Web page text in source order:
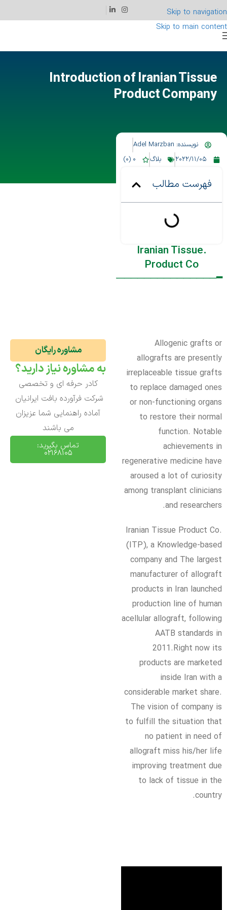
Skip to navigation
Skip to main content
Introduction of Iranian Tissue
Product Company
نویسنده:
2022/11/05
بلاگ 0 (0)
فهرست مطالب
.Iranian Tissue
Product Co
━──────────────────────╮
Allogenic grafts or
allografts are presently
irreplaceable tissue grafts
to replace damaged ones
or non-functioning organs
to restore their normal
function. Notable
achievements in
regenerative medicine have
aroused a lot of curiosity
among transplant clinicians
and researchers.
Iranian Tissue Product Co.
(ITP), a Knowledge-based
company and The largest
manufacturer of allograft
products in Iran launched
production line of human
acellular allograft, following
AATB standards in
2011.Right now its
products are marketed
inside Iran with a
considerable market share.
The vision of company is
to fulfill the situation that
no patient in need of
allograft miss his/her life
improving treatment due
to lack of tissue in the
country.
مشاوره رایگان
به مشاوره نیاز دارید؟
کادر حرفه ای و تخصصی
شرکت فرآورده بافت ایرانیان
آماده راهنمایی شما عزیزان
می باشند
تماس بگیرید:
02168105